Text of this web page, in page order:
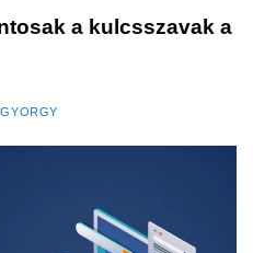
a kulcsszavak a